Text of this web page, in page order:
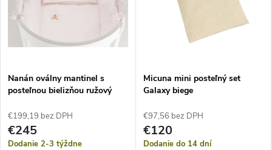
Nanán oválny mantinel s
posteľnou bielizňou ružový
€199,19 bez DPH
€245
Dodanie 2-3 týždne
Micuna mini posteľný set
Galaxy biege
€97,56 bez DPH
€120
Dodanie do 14 dní